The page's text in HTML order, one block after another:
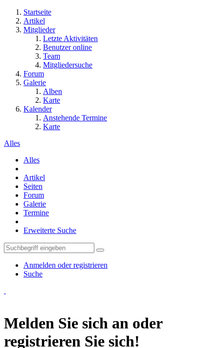
Startseite
Artikel
Mitglieder
Letzte Aktivitäten
Benutzer online
Team
Mitgliedersuche
Forum
Galerie
Alben
Karte
Kalender
Anstehende Termine
Karte
Alles
Alles
Artikel
Seiten
Forum
Galerie
Termine
Erweiterte Suche
Anmelden oder registrieren
Suche
Melden Sie sich an oder
registrieren Sie sich!